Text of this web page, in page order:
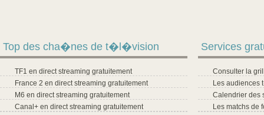
Top des cha�nes de t�l�vision
TF1 en direct streaming gratuitement
France 2 en direct streaming gratuitement
M6 en direct streaming gratuitement
Canal+ en direct streaming gratuitement
Services
Consulter la
Les
Calendrier des
Les matchs de